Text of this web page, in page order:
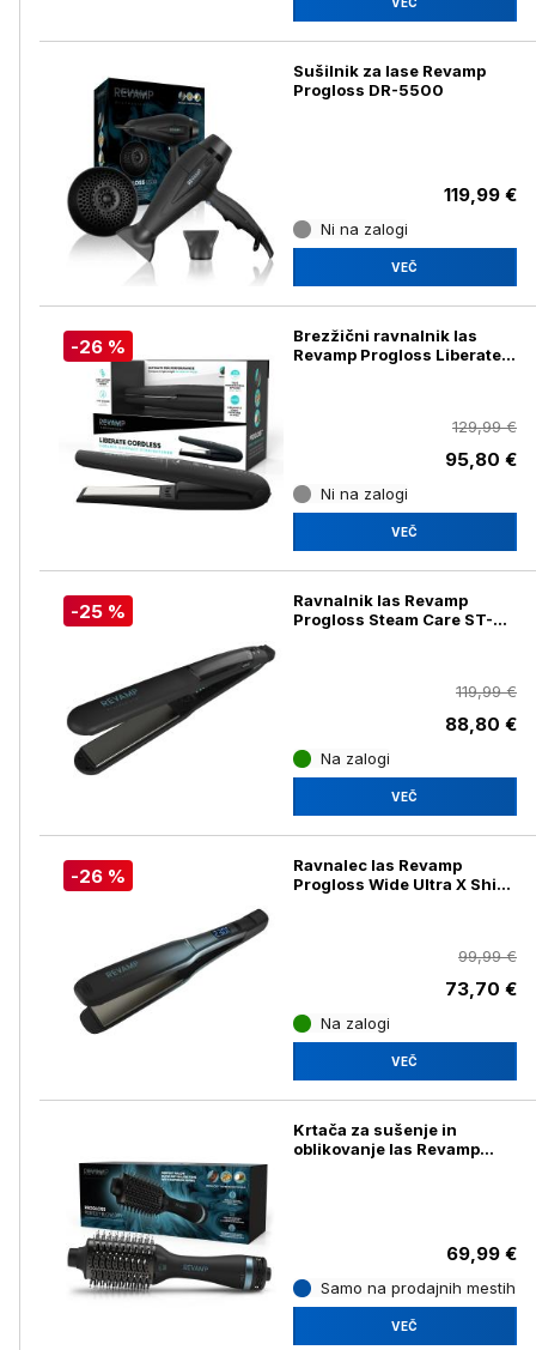
VEČ
Sušilnik za lase Revamp
Progloss DR-5500
119,99 €
Ni na zalogi
VEČ
-26 %
Brezžični ravnalnik las
Revamp Progloss Liberate
129,99 €
95,80 €
Ni na zalogi
VEČ
-25 %
Ravnalnik las Revamp
Progloss Steam Care ST-
119,99 €
88,80 €
Na zalogi
VEČ
-26 %
Ravnalec las Revamp
Progloss Wide Ultra X Shine
99,99 €
73,70 €
Na zalogi
VEČ
Krtača za sušenje in
oblikovanje las Revamp
69,99 €
Samo na prodajnih mestih
VEČ